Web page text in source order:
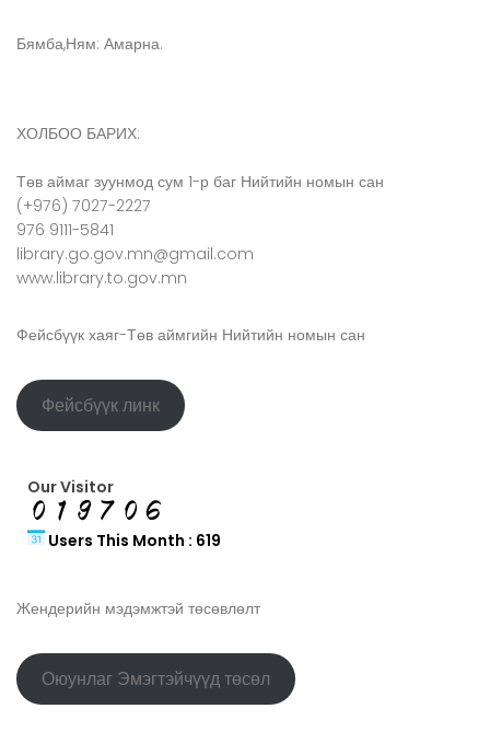
Бямба,Ням: Амарна.
ХОЛБОО БАРИХ:
Төв аймаг зуунмод сум 1-р баг Нийтийн номын сан
(+976) 7027-2227
976 9111-5841
library.go.gov.mn@gmail.com
www.library.to.gov.mn
Фейсбүүк хаяг-Төв аймгийн Нийтийн номын сан
Фейсбүүк линк
Our Visitor
Users This Month : 619
Жендерийн мэдэмжтэй төсөвлөлт
Оюунлаг Эмэгтэйчүүд төсөл